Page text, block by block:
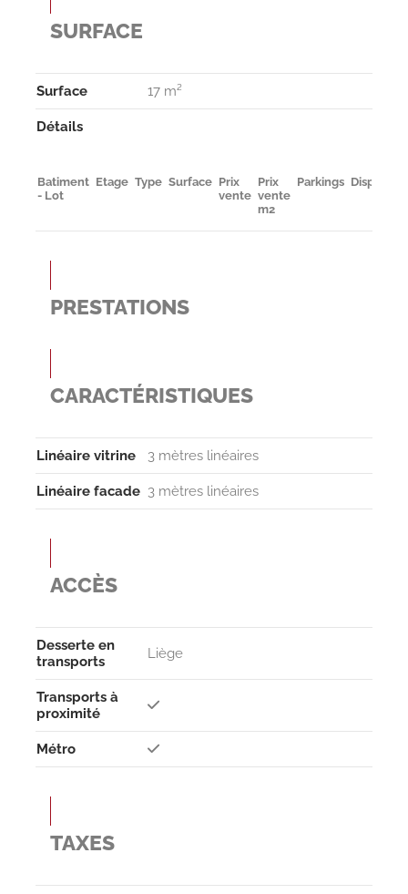
SURFACE
Surface 17 m²
Détails
Batiment
- Lot
Etage Type Surface Prix
vente
Prix
vente
m2
Parkings
PRESTATIONS
CARACTÉRISTIQUES
Linéaire vitrine 3 mètres linéaires
Linéaire facade 3 mètres linéaires
ACCÈS
Desserte en
transports
Liège
Transports à
proximité
Métro
TAXES